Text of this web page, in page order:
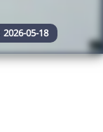
2026-05-18